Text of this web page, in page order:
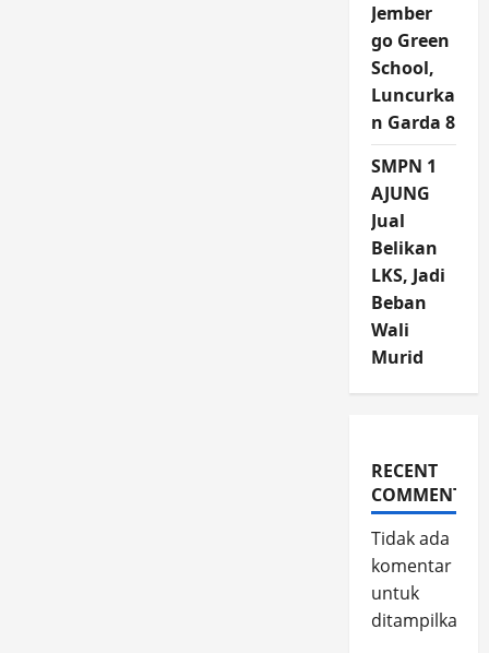
Jember
go Green
School,
Luncurka
n Garda 8
SMPN 1
AJUNG
Jual
Belikan
LKS, Jadi
Beban
Wali
Murid
RECENT
COMMENTS
Tidak ada
komentar
untuk
ditampilkan.